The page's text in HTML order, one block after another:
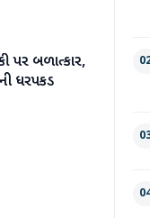
પર બળાત્કાર,
ધરપકડ